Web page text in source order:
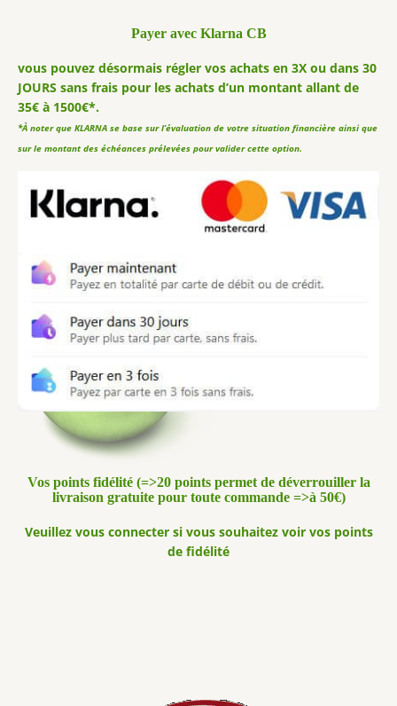
Payer avec Klarna CB
vous pouvez désormais régler vos achats en 3X ou dans 30
JOURS sans frais pour les achats d’un montant allant de
35€ à 1500€*.
*À noter que KLARNA se base sur l’évaluation de votre situation financière ainsi que
sur le montant des échéances prélevées pour valider cette option.
Vos points fidélité (=>20 points permet de déverrouiller la
livraison gratuite pour toute commande =>à 50€)
Veuillez vous connecter si vous souhaitez voir vos points
de fidélité